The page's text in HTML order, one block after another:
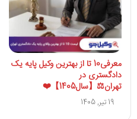
معرفی10 تا از بهترین وکیل پایه یک
دادگستری در
تهران⚖️【سال1405】❤️
19 تیر, 1405